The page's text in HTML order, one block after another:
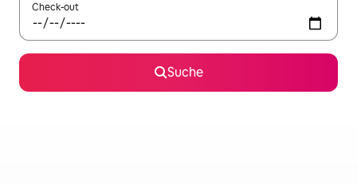
Check-out
Suche